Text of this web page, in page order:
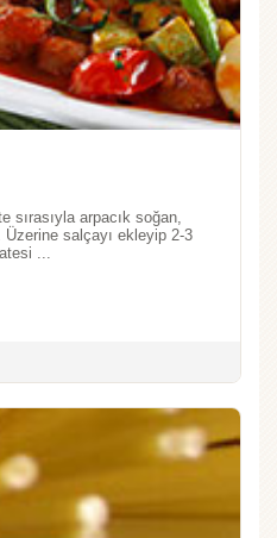
sırasıyla arpacık soğan,
salçayı ekleyip 2-3
...